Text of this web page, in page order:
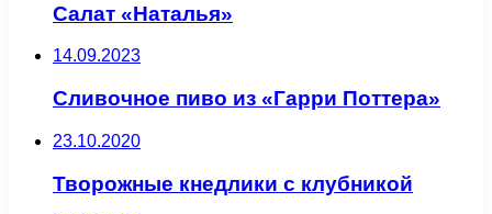
Салат «Наталья»
14.09.2023
Сливочное пиво из «Гарри Поттера»
23.10.2020
Творожные кнедлики с клубникой